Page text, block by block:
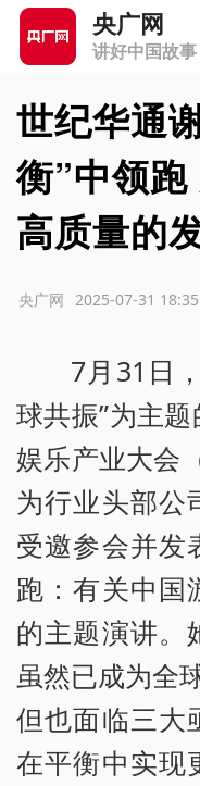
央广网
讲好中国故
世纪华通
衡”中领
高质量的
2025-07-31
央广网
7月31日
球共振”为主
娱乐产业大会
为行业头部公
受邀参会并发
跑：有关中国
的主题演讲。
虽然已成为全
但也面临三大
在平衡中实现